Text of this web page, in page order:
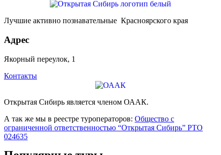
Лучшие активно познавательные Красноярского края
Адрес
Якорный переулок, 1
Контакты
Открытая Сибирь является членом ОААК.
А так же мы в реестре туроператоров: Общество с
ограниченной ответственностью “Открытая Сибирь” РТО
024635